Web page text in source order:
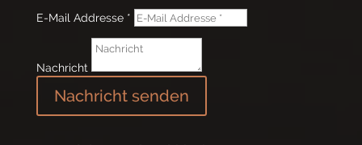
E-Mail Addresse *
Nachricht
Nachricht senden